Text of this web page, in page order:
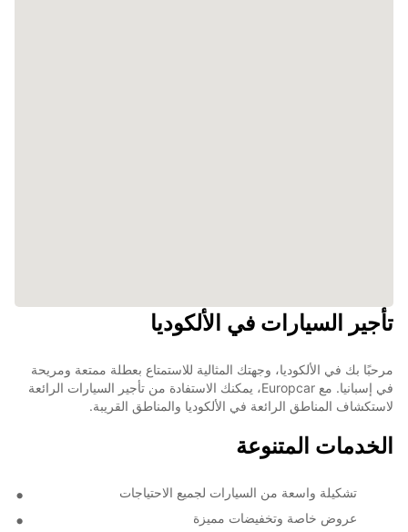
تأجير السيارات في الألكوديا
مرحبًا بك في الألكوديا، وجهتك المثالية للاستمتاع بعطلة ممتعة ومريحة
في إسبانيا. مع Europcar، يمكنك الاستفادة من تأجير السيارات الرائعة
لاستكشاف المناطق الرائعة في الألكوديا والمناطق القريبة.
الخدمات المتنوعة
تشكيلة واسعة من السيارات لجميع الاحتياجات
عروض خاصة وتخفيضات مميزة